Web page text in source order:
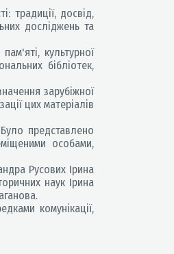
традиції, досвід,
досліджень та
культурної
бібліотек,
зарубіжної
цих матеріалів
представлено
особами,
Русових Ірина
наук Ірина
комунікації,